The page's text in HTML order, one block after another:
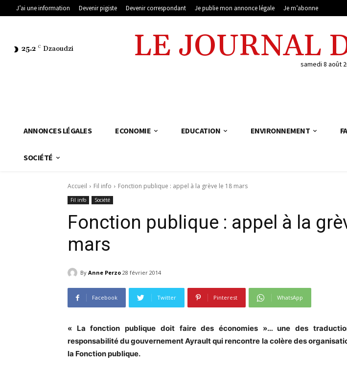
J’ai une information Devenir pigiste Devenir correspondant Je publie mon annonce légale Je m’abonne
25.2 C Dzaoudzi LE JOURNALsamedi 8 août
ANNONCES LÉGALES ECONOMIE EDUCATION ENVIRONNEMENT
SOCIÉTÉ
Accueil Fil info Fonction publique : appel à la grève le 18 mars
Fil info Société
Fonction publique : appel à la
mars
By Anne Perzo 28 février 2014
Facebook Twitter Pinterest WhatsApp
« La fonction publique doit faire des économies »… une des
responsabilité du gouvernement Ayrault qui rencontre la colère des
la Fonction publique.